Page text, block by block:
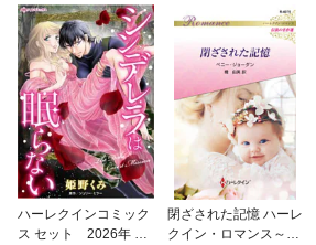
ハーレクインコミック
ス セット 2026年 vo
閉ざされた記憶 ハーレ
クイン・ロマンス～伝